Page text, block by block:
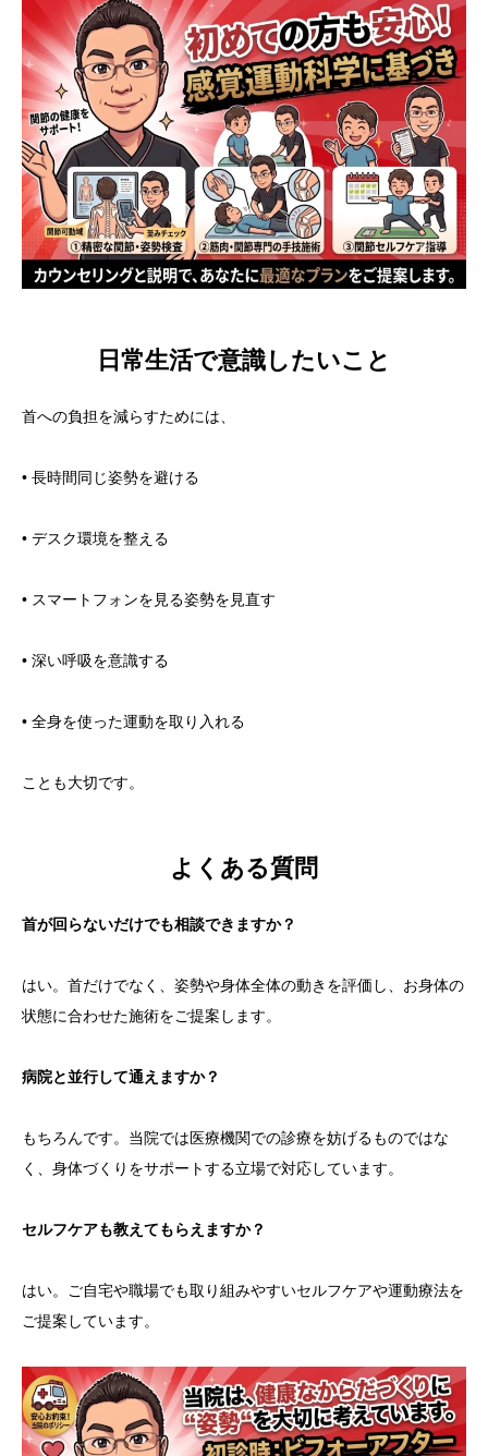
日常生活で意識したいこと
首への負担を減らすためには、
• 長時間同じ姿勢を避ける
• デスク環境を整える
• スマートフォンを見る姿勢を見直す
• 深い呼吸を意識する
• 全身を使った運動を取り入れる
ことも大切です。
よくある質問
首が回らないだけでも相談できますか？
はい。首だけでなく、姿勢や身体全体の動きを評価し、お身体の
状態に合わせた施術をご提案します。
病院と並行して通えますか？
もちろんです。当院では医療機関での診療を妨げるものではな
く、身体づくりをサポートする立場で対応しています。
セルフケアも教えてもらえますか？
はい。ご自宅や職場でも取り組みやすいセルフケアや運動療法を
ご提案しています。